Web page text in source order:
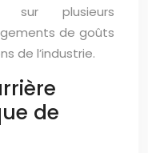
sur plusieurs
de goûts
de l’industrie.
de